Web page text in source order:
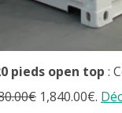
pieds open top :
1,840.00€.